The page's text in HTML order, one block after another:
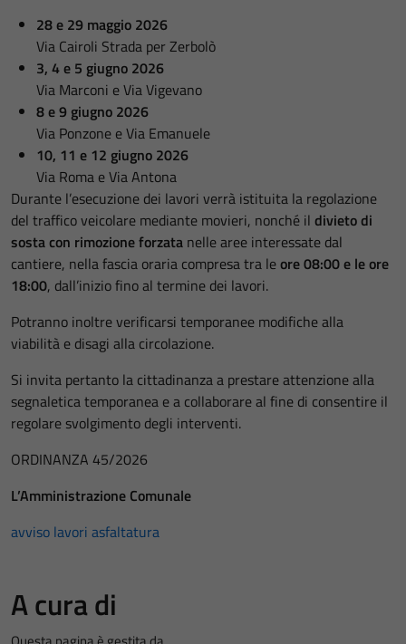
28 e 29 maggio 2026
Via Cairoli Strada per Zerbolò
3, 4 e 5 giugno 2026
Via Marconi e Via Vigevano
8 e 9 giugno 2026
Via Ponzone e Via Emanuele
10, 11 e 12 giugno 2026
Via Roma e Via Antona
Durante l’esecuzione dei lavori verrà istituita la regolazione
del traffico veicolare mediante movieri, nonché il divieto di
sosta con rimozione forzata nelle aree interessate dal
cantiere, nella fascia oraria compresa tra leore 08:00 e le ore
18:00, dall’inizio fino al termine dei lavori.
Potranno inoltre verificarsi temporanee modifiche alla
viabilità e disagi alla circolazione.
Si invita pertanto la cittadinanza a prestare attenzione alla
segnaletica temporanea e a collaborare al fine di consentire il
regolare svolgimento degli interventi.
ORDINANZA 45/2026
L’Amministrazione Comunale
avviso lavori asfaltatura
A cura di